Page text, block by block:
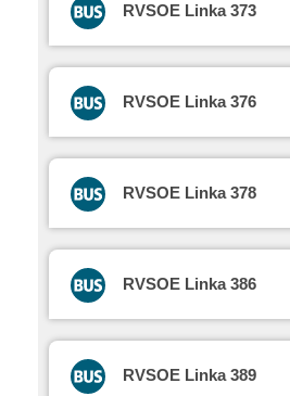
RVSOE Linka 373
RVSOE Linka 376
RVSOE Linka 378
RVSOE Linka 386
RVSOE Linka 389